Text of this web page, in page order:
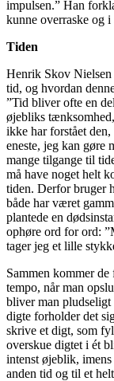
impulsen.” Han
kunne overraske og i
Tiden
Henrik Skov Nielsen
tid, og hvordan
”Tid bliver ofte en
øjebliks
ikke har forstået
eneste, jeg kan gøre
mange tilgange til
må have noget helt
tiden. Derfor bruger
både har været
plantede en
ophøre ord for ord:
tager jeg et lille
Sammen kommer
tempo, når man
bliver man pludseligt
digte forholder det
skrive et digt, som
overskue digtet i ét
intenst øjeblik,
anden tid og til et